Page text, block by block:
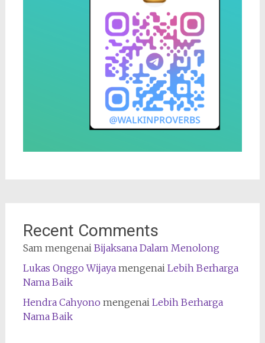
Recent Comments
Sam mengenai Bijaksana Dalam Menolong
Lukas Onggo Wijayamengenai Lebih Berharga
Nama Baik
Hendra Cahyono mengenai Lebih Berharga
Nama Baik